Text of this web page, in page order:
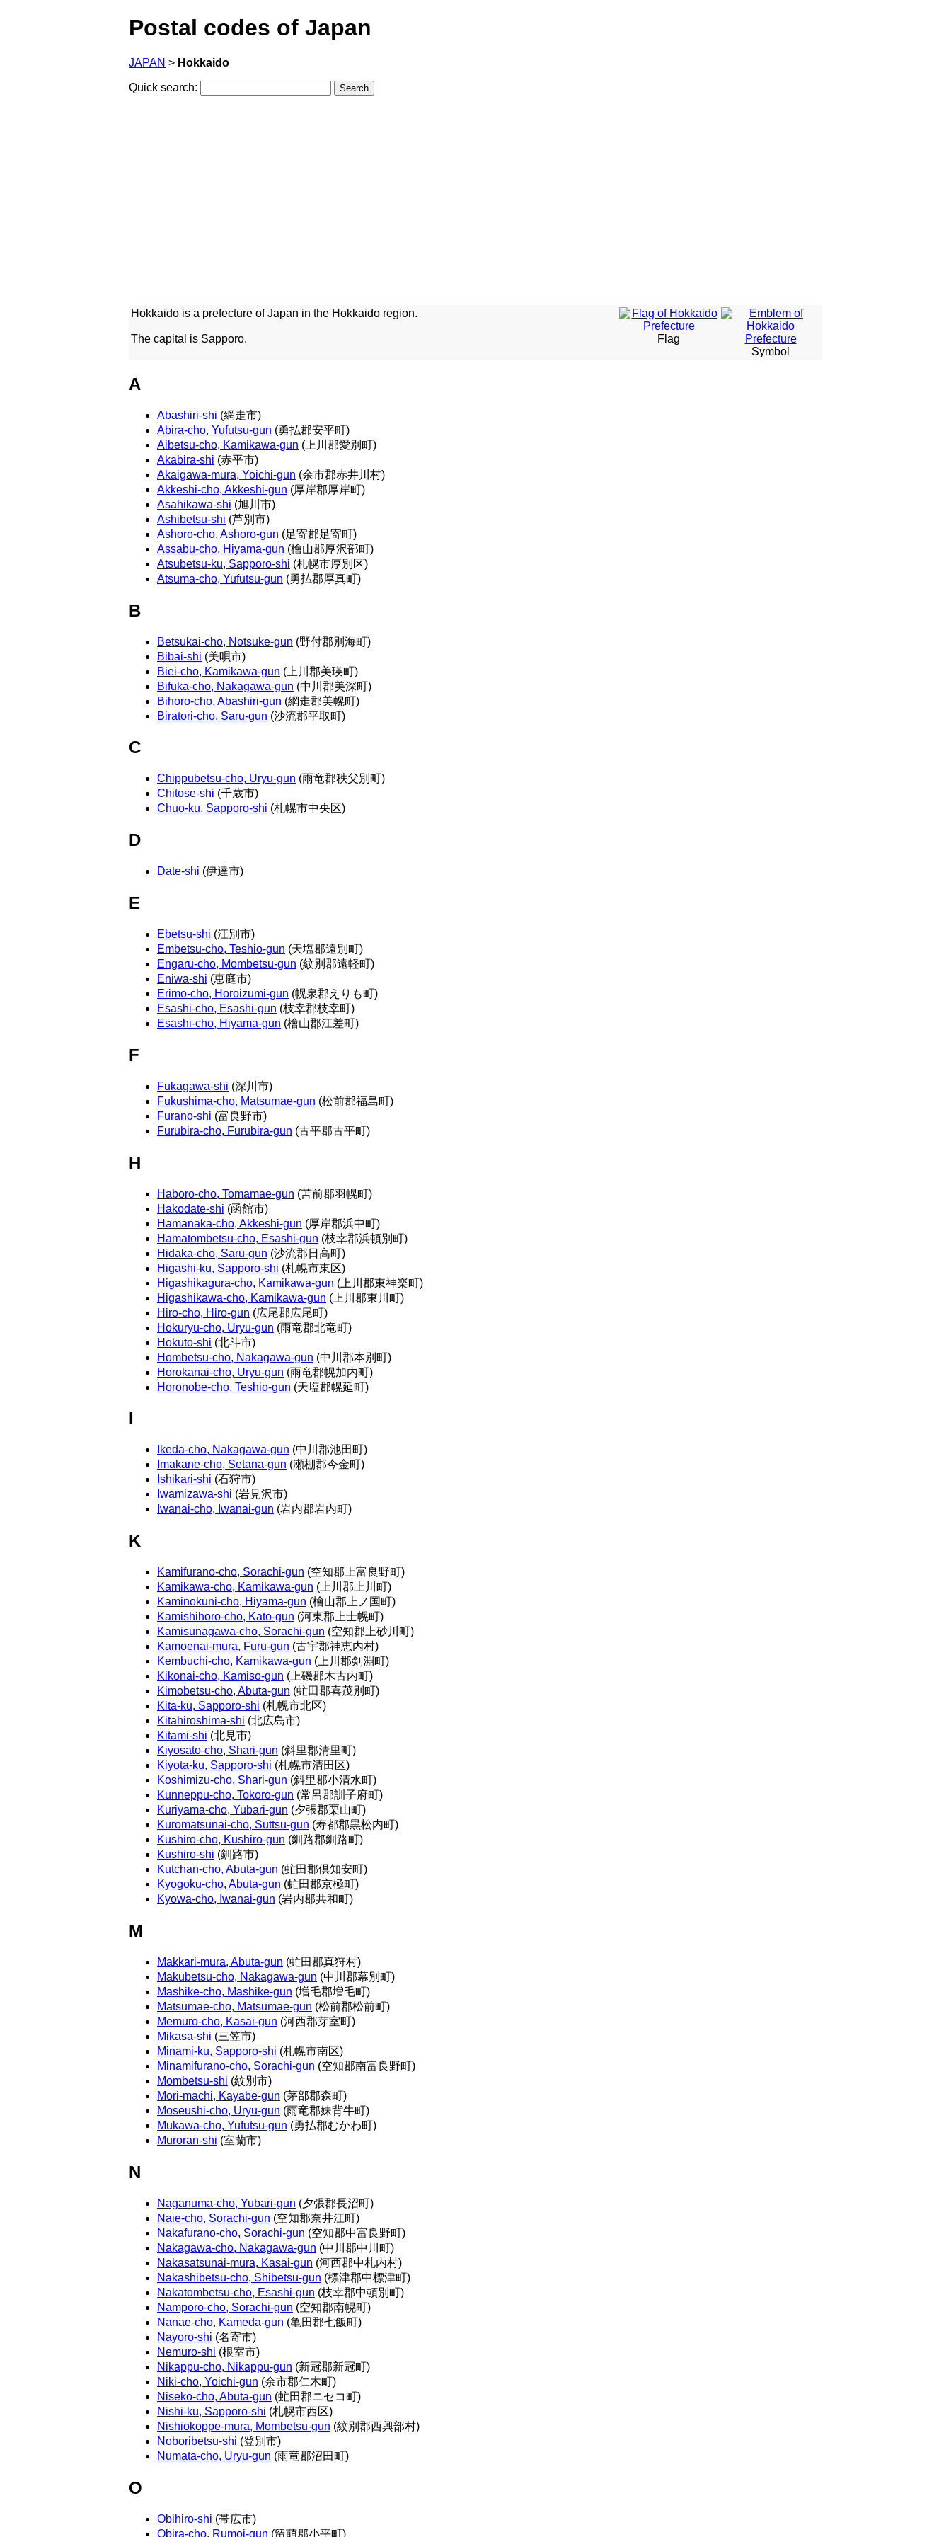
Postal codes of Japan
JAPAN > Hokkaido
Quick search:
Hokkaido is a prefecture of Japan in the Hokkaido region.
The capital is Sapporo.
Flag
Symbol
A
Abashiri-shi (網走市)
Abira-cho, Yufutsu-gun (勇払郡安平町)
Aibetsu-cho, Kamikawa-gun (上川郡愛別町)
Akabira-shi (赤平市)
Akaigawa-mura, Yoichi-gun (余市郡赤井川村)
Akkeshi-cho, Akkeshi-gun (厚岸郡厚岸町)
Asahikawa-shi (旭川市)
Ashibetsu-shi (芦別市)
Ashoro-cho, Ashoro-gun (足寄郡足寄町)
Assabu-cho, Hiyama-gun (檜山郡厚沢部町)
Atsubetsu-ku, Sapporo-shi (札幌市厚別区)
Atsuma-cho, Yufutsu-gun (勇払郡厚真町)
B
Betsukai-cho, Notsuke-gun (野付郡別海町)
Bibai-shi (美唄市)
Biei-cho, Kamikawa-gun (上川郡美瑛町)
Bifuka-cho, Nakagawa-gun (中川郡美深町)
Bihoro-cho, Abashiri-gun (網走郡美幌町)
Biratori-cho, Saru-gun (沙流郡平取町)
C
Chippubetsu-cho, Uryu-gun (雨竜郡秩父別町)
Chitose-shi (千歳市)
Chuo-ku, Sapporo-shi (札幌市中央区)
D
Date-shi (伊達市)
E
Ebetsu-shi (江別市)
Embetsu-cho, Teshio-gun (天塩郡遠別町)
Engaru-cho, Mombetsu-gun (紋別郡遠軽町)
Eniwa-shi (恵庭市)
Erimo-cho, Horoizumi-gun (幌泉郡えりも町)
Esashi-cho, Esashi-gun (枝幸郡枝幸町)
Esashi-cho, Hiyama-gun (檜山郡江差町)
F
Fukagawa-shi (深川市)
Fukushima-cho, Matsumae-gun (松前郡福島町)
Furano-shi (富良野市)
Furubira-cho, Furubira-gun (古平郡古平町)
H
Haboro-cho, Tomamae-gun (苫前郡羽幌町)
Hakodate-shi (函館市)
Hamanaka-cho, Akkeshi-gun (厚岸郡浜中町)
Hamatombetsu-cho, Esashi-gun (枝幸郡浜頓別町)
Hidaka-cho, Saru-gun (沙流郡日高町)
Higashi-ku, Sapporo-shi (札幌市東区)
Higashikagura-cho, Kamikawa-gun (上川郡東神楽町)
Higashikawa-cho, Kamikawa-gun (上川郡東川町)
Hiro-cho, Hiro-gun (広尾郡広尾町)
Hokuryu-cho, Uryu-gun (雨竜郡北竜町)
Hokuto-shi (北斗市)
Hombetsu-cho, Nakagawa-gun (中川郡本別町)
Horokanai-cho, Uryu-gun (雨竜郡幌加内町)
Horonobe-cho, Teshio-gun (天塩郡幌延町)
I
Ikeda-cho, Nakagawa-gun (中川郡池田町)
Imakane-cho, Setana-gun (瀬棚郡今金町)
Ishikari-shi (石狩市)
Iwamizawa-shi (岩見沢市)
Iwanai-cho, Iwanai-gun (岩内郡岩内町)
K
Kamifurano-cho, Sorachi-gun (空知郡上富良野町)
Kamikawa-cho, Kamikawa-gun (上川郡上川町)
Kaminokuni-cho, Hiyama-gun (檜山郡上ノ国町)
Kamishihoro-cho, Kato-gun (河東郡上士幌町)
Kamisunagawa-cho, Sorachi-gun (空知郡上砂川町)
Kamoenai-mura, Furu-gun (古宇郡神恵内村)
Kembuchi-cho, Kamikawa-gun (上川郡剣淵町)
Kikonai-cho, Kamiso-gun (上磯郡木古内町)
Kimobetsu-cho, Abuta-gun (虻田郡喜茂別町)
Kita-ku, Sapporo-shi (札幌市北区)
Kitahiroshima-shi (北広島市)
Kitami-shi (北見市)
Kiyosato-cho, Shari-gun (斜里郡清里町)
Kiyota-ku, Sapporo-shi (札幌市清田区)
Koshimizu-cho, Shari-gun (斜里郡小清水町)
Kunneppu-cho, Tokoro-gun (常呂郡訓子府町)
Kuriyama-cho, Yubari-gun (夕張郡栗山町)
Kuromatsunai-cho, Suttsu-gun (寿都郡黒松内町)
Kushiro-cho, Kushiro-gun (釧路郡釧路町)
Kushiro-shi (釧路市)
Kutchan-cho, Abuta-gun (虻田郡倶知安町)
Kyogoku-cho, Abuta-gun (虻田郡京極町)
Kyowa-cho, Iwanai-gun (岩内郡共和町)
M
Makkari-mura, Abuta-gun (虻田郡真狩村)
Makubetsu-cho, Nakagawa-gun (中川郡幕別町)
Mashike-cho, Mashike-gun (増毛郡増毛町)
Matsumae-cho, Matsumae-gun (松前郡松前町)
Memuro-cho, Kasai-gun (河西郡芽室町)
Mikasa-shi (三笠市)
Minami-ku, Sapporo-shi (札幌市南区)
Minamifurano-cho, Sorachi-gun (空知郡南富良野町)
Mombetsu-shi (紋別市)
Mori-machi, Kayabe-gun (茅部郡森町)
Moseushi-cho, Uryu-gun (雨竜郡妹背牛町)
Mukawa-cho, Yufutsu-gun (勇払郡むかわ町)
Muroran-shi (室蘭市)
N
Naganuma-cho, Yubari-gun (夕張郡長沼町)
Naie-cho, Sorachi-gun (空知郡奈井江町)
Nakafurano-cho, Sorachi-gun (空知郡中富良野町)
Nakagawa-cho, Nakagawa-gun (中川郡中川町)
Nakasatsunai-mura, Kasai-gun (河西郡中札内村)
Nakashibetsu-cho, Shibetsu-gun (標津郡中標津町)
Nakatombetsu-cho, Esashi-gun (枝幸郡中頓別町)
Namporo-cho, Sorachi-gun (空知郡南幌町)
Nanae-cho, Kameda-gun (亀田郡七飯町)
Nayoro-shi (名寄市)
Nemuro-shi (根室市)
Nikappu-cho, Nikappu-gun (新冠郡新冠町)
Niki-cho, Yoichi-gun (余市郡仁木町)
Niseko-cho, Abuta-gun (虻田郡ニセコ町)
Nishi-ku, Sapporo-shi (札幌市西区)
Nishiokoppe-mura, Mombetsu-gun (紋別郡西興部村)
Noboribetsu-shi (登別市)
Numata-cho, Uryu-gun (雨竜郡沼田町)
O
Obihiro-shi (帯広市)
Obira-cho, Rumoi-gun (留萌郡小平町)